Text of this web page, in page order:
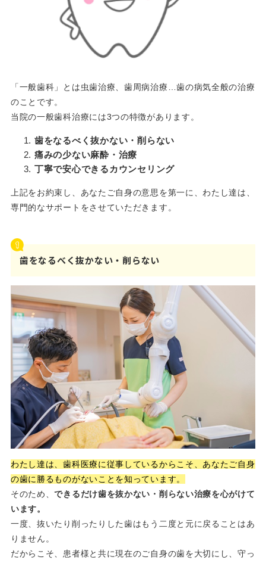
「一般歯科」とは虫歯治療、歯周病治療…歯の病気全般の治療
のことです。
当院の一般歯科治療には3つの特徴があります。
歯をなるべく抜かない・削らない
痛みの少ない麻酔・治療
丁寧で安心できるカウンセリング
上記をお約束し、あなたご自身の意思を第一に、わたし達は、
専門的なサポートをさせていただきます。
歯をなるべく抜かない・削らない
わたし達は、歯科医療に従事しているからこそ、あなたご自身
の歯に勝るものがないことを知っています。
そのため、できるだけ歯を抜かない・削らない治療を心がけて
います。
一度、抜いたり削ったりした歯はもう二度と元に戻ることはあ
りません。
だからこそ、患者様と共に現在のご自身の歯を大切にし、守っ